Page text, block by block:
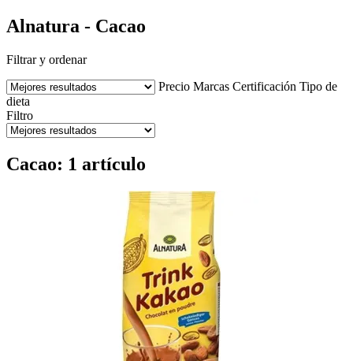
Alnatura - Cacao
Filtrar y ordenar
Precio Marcas Certificación Tipo de
dieta
Filtro
Cacao: 1 artículo